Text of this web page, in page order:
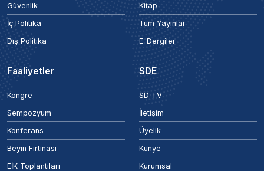
Güvenlik
İç Politika
Dış Politika
Kitap
Tüm Yayınlar
E-Dergiler
Faaliyetler
Kongre
Sempozyum
Konferans
Beyin Fırtınası
EİK Toplantıları
SDE
SD TV
İletişim
Üyelik
Künye
Kurumsal